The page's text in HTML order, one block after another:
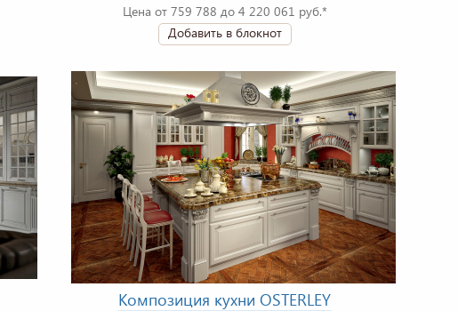
Цена от 759 788 до 4 220 061 руб.*
Добавить в блокнот
Композиция кухни OSTERLEY